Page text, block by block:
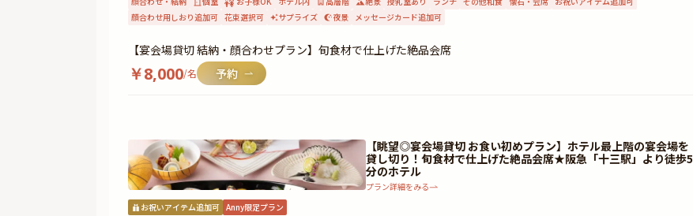
顔合わせ用しおり追加可 花束選択可 サプライズ 夜景 メッセージカード追加可
【宴会場貸切 結納・顔合わせプラン】旬食材で仕上げた絶品会席
￥8,000/名
【眺望◎宴会場貸切 お食い初めプラン】ホテル最上階の宴会場を
貸し切り！旬食材で仕上げた絶品会席★阪急「十三駅」より徒歩5
分のホテル
プラン詳細をみる
お祝いアイテム追加可 Anny限定プラン